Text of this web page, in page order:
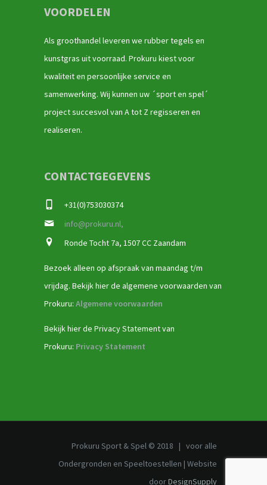
VOORDELEN
Als groothandel leveren we rubber tegels en
kunstgras uit voorraad. Prokuru kiest voor
kwaliteit en persoonlijke service en
samenwerking. Wij kunnen uw ´sport en spel´
project succesvol van A tot Z regisseren en
realiseren.
CONTACTGEGEVENS
+31(0)753030374
info@prokuru.nl,
Ronde Tocht 7a, 1507 CC Zaandam
Bezoek alleen op afspraak van maandag t/m
vrijdag. Bekijk hier de algemene voorwaarden van
Prokuru: Algemene voorwaarden
Bekijk hier de Privacy Statement van
Prokuru: Privacy Statement
Prokuru Sport & Spel © 2018 | voor alle
Ondergronden en Speeltoestellen | Website
doorDesignSupply